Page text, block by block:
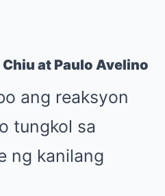
at Paulo Avelino
ang reaksyon
tungkol sa
ng kanilang